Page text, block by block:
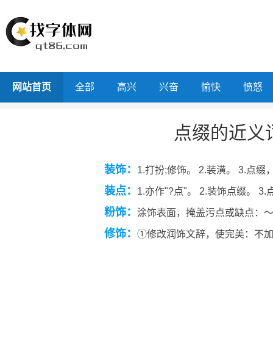
网站首页 全部 高兴 兴奋 愉快 愤怒
点缀的近义
装饰： 1.打扮;修饰。 2.装潢。 3.点缀
装点： 1.亦作"?点"。 2.装饰点缀。 3.
粉饰： 涂饰表面，掩盖污点或缺点：
修饰： ①修改润饰文辞，使完美：不